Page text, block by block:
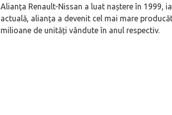
Alianța Renault-Nissan a luat naștere în 1999,
actuală, alianța a devenit cel mai mare
milioane de unități vândute în anul respectiv.